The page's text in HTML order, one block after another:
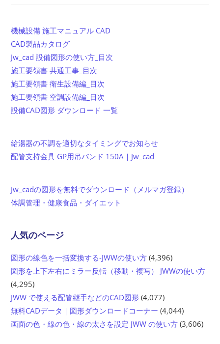
機械設備 施工マニュアル CAD
CAD製品カタログ
Jw_cad 設備図形の使い方_目次
施工要領書 共通工事_目次
施工要領書 衛生設備編_目次
施工要領書 空調設備編_目次
設備CAD図形 ダウンロード 一覧
給湯器の不調を適切なタイミングでお知らせ
配管支持金具 GP用吊バンド 150A｜Jw_cad
Jw_cadの図形を無料でダウンロード（メルマガ登録）
体調管理・健康食品・ダイエット
人気のページ
図形の線色を一括変換する-JWWの使い方 (4,396)
図形を上下左右にミラー反転（移動・複写） JWWの使い方
(4,295)
JWW で使える配管継手などのCAD図形 (4,077)
無料CADデータ｜図形ダウンロードコーナー (4,044)
画面の色・線の色・線の太さを設定 JWW の使い方 (3,606)